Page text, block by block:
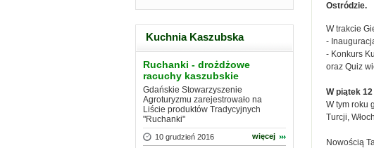
Kuchnia Kaszubska
Ruchanki - drożdżowe
racuchy kaszubskie
Gdańskie Stowarzyszenie
Agroturyzmu zarejestrowało na
Liście produktów Tradycyjnych
"Ruchanki"
10 grudzień 2016 więcej
Ostródzie.
W trakcie
-
- Konkurs
oraz Quiz
W piątek
W tym roku
Turcji,
Nowością